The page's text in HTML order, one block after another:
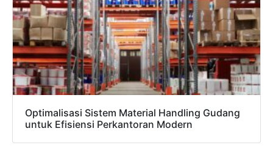
Optimalisasi Sistem Material Handling Gudang
untuk Efisiensi Perkantoran Modern